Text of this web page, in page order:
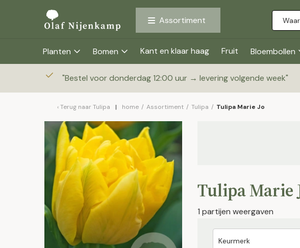
Assortiment
Planten Bomen Kant en klaar haag Fruit Bloembollen
"Bestel voor donderdag 12:00 uur → levering volgende week"
Terug naar Tulipa home / Assortiment / Tulipa / Tulipa Marie Jo
Tulipa Marie
1 partijen weergaven